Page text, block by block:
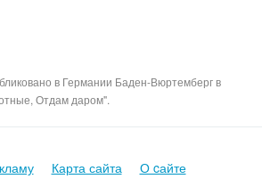
в Германии Баден-Вюртемберг в
Отдам даром".
Карта сайта О cайте